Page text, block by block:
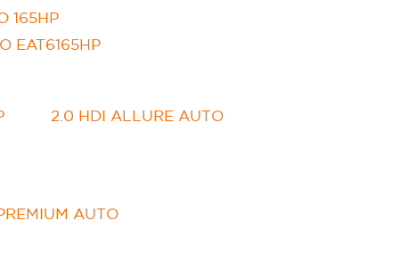
165HP
EAT6165HP
2.0 HDI ALLURE AUTO
AUTO